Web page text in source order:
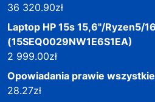
36 320.90zł
Laptop HP 15s 15,6"/Ryzen5/
(15SEQ0029NW1E6S1EA)
2 999.00zł
Opowiadania prawie
28.27zł